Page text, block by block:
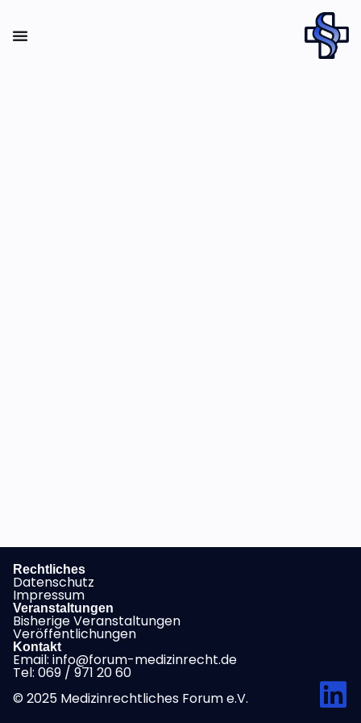
Rechtliches
Datenschutz
Impressum
Veranstaltungen
Bisherige Veranstaltungen
Veröffentlichungen
Kontakt
Email: info@forum-medizinrecht.de
Tel: 069 / 971 20 60
© 2025 Medizinrechtliches Forum e.V.